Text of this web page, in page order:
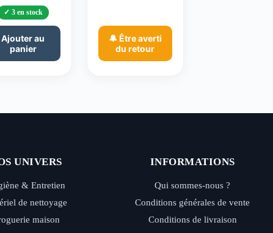
3 en stock
Ajouter au
panier
🔔 Être averti
du retour
UNIVERS
& Entretien
de nettoyage
maison
INFORMATIONS
Qui sommes-nous ?
Conditions générales de vente
Conditions de livraison